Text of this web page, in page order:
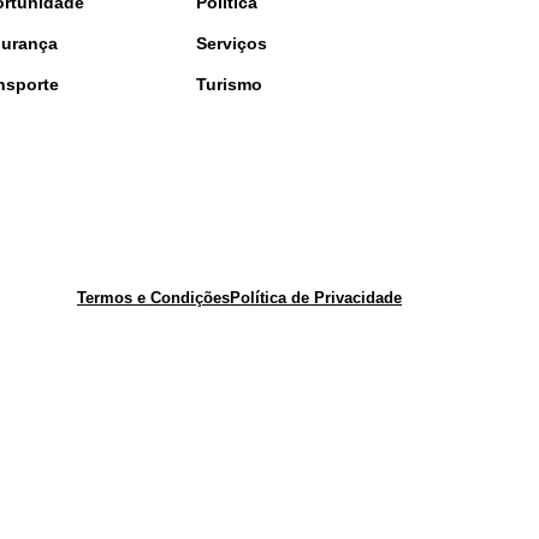
Serviços
Turismo
Termos e CondiçõesPolítica de Privacidade